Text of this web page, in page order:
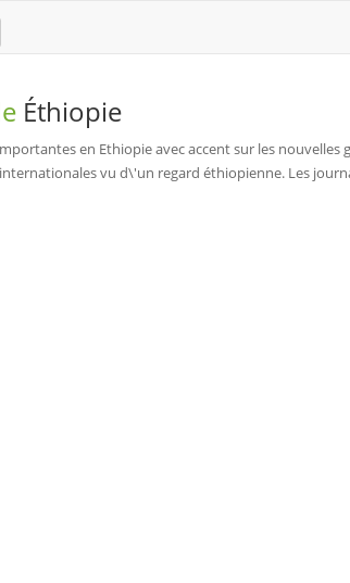
Éthiopie
en Ethiopie avec accent sur les nouvelles
vu d\'un regard éthiopienne. Les